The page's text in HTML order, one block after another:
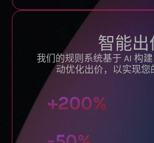
智能出
我们的规则系统基于 AI 构
动优化出价，以实现您
+200%